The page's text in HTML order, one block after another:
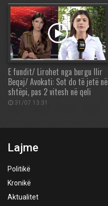
E fundit/ Lirohet nga burgu Ilir
Beqaj/ Avokati: Sot do të jetë në
shtëpi, pas 2 vitesh në qeli
31/07 13:31
Lajme
Politikë
Kronikë
Aktualitet